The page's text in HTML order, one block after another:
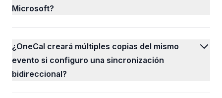
Microsoft?
¿OneCal creará múltiples copias del mismo
evento si configuro una sincronización
bidireccional?